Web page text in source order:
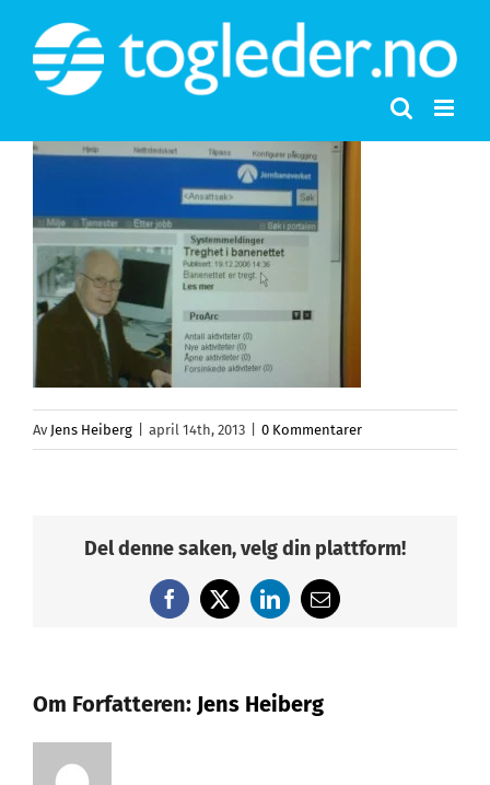
content
Av Jens Heiberg april 14th, 2013 0 Kommentarer
Del denne saken, velg din plattform!
Facebook
X LinkedIn
E-
Om Forfatteren: Jens Heiberg